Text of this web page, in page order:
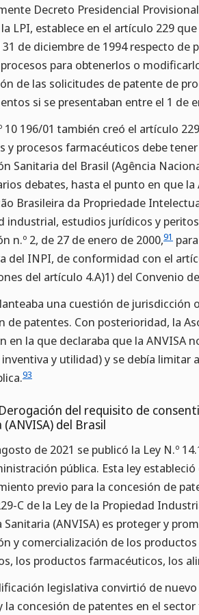
Decreto Presidencial
LPI, establece en el artículo 229
de diciembre de 1994 respecto
para obtenerlos o
de las solicitudes de patente de
si se presentaban entre el 1 de
10 196/01 también creó el artículo
y procesos farmacéuticos debe
Sanitaria del Brasil (Agência
debates, hasta el punto en que
Brasileira da Propriedade
industrial, estudios jurídicos y
n.º 2, de 27 de enero de 2000,91
del INPI, de conformidad con el
del artículo 4.A)1) del Convenio
una cuestión de jurisdicción
de patentes. Con posterioridad, la
en la que declaraba que la ANVISA
y utilidad) y se debía limitar
93
del requisito de
del Brasil
de 2021 se publicó la Ley N.º
pública. Esta ley
previo para la concesión de
C de la Ley de la Propiedad
Sanitaria (ANVISA) es proteger y
y comercialización de los
los productos farmacéuticos, los
legislativa convirtió de
la concesión de patentes en el